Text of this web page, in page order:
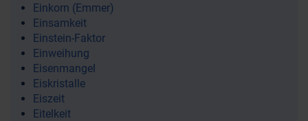
Einkorn (Emmer)
Einsamkeit
Einstein-Faktor
Einweihung
Eisenmangel
Eiskristalle
Eiszeit
Eitelkeit